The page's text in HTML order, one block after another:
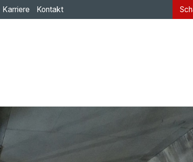
Karriere Kontakt